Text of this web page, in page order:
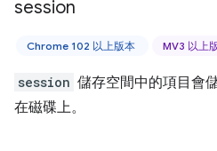
session
Chrome 102 以上版本 MV3 以上
session 儲存空間中的項目會
在磁碟上。